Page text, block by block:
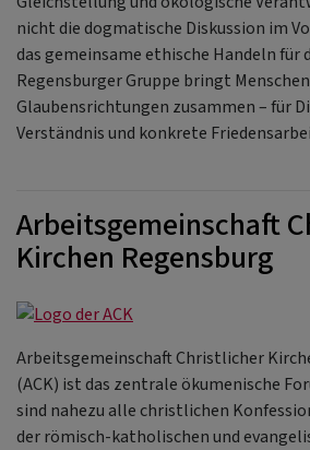
nicht die dogmatische Diskussion im
das gemeinsame ethische Handeln für
Regensburger Gruppe bringt
Glaubensrichtungen zusammen – für
Verständnis und konkrete
Arbeitsgemeinschaft
Kirchen Regensburg
Arbeitsgemeinschaft Christlicher
(ACK) ist das zentrale ökumenische
sind nahezu alle christlichen
der römisch-katholischen und